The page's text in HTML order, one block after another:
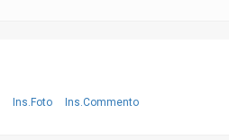
Ins.Foto Ins.Commento